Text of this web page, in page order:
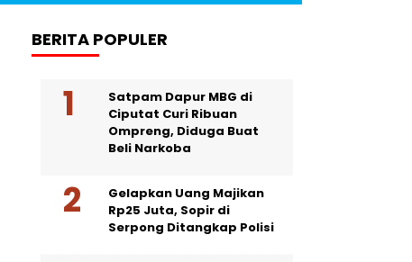
BERITA POPULER
Satpam Dapur MBG di
Ciputat Curi Ribuan
Ompreng, Diduga Buat
Beli Narkoba
Gelapkan Uang Majikan
Rp25 Juta, Sopir di
Serpong Ditangkap Polisi